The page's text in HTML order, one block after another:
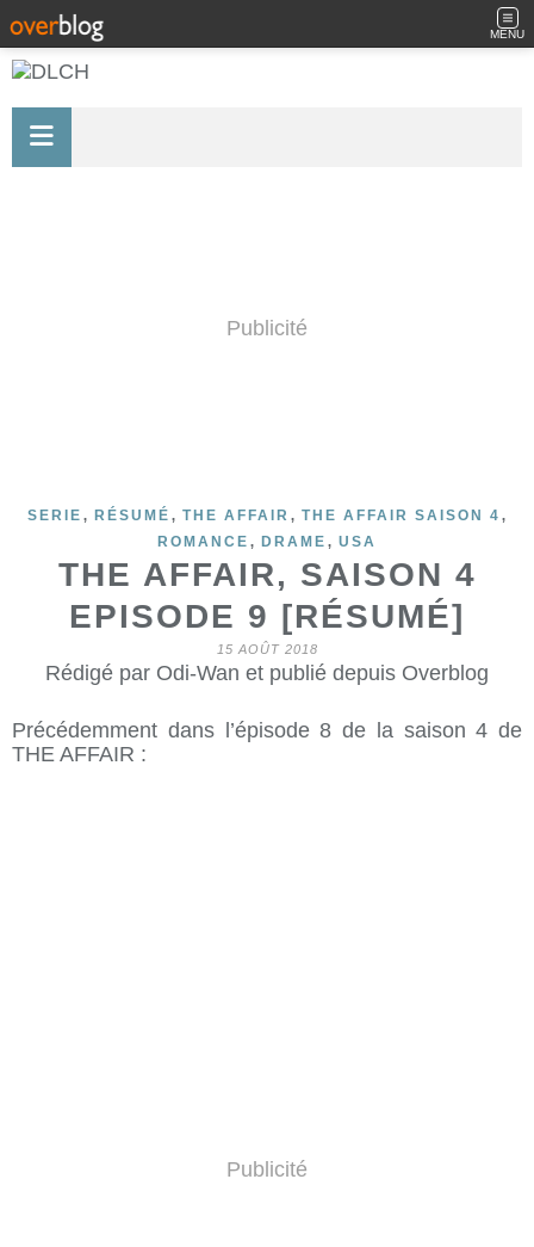
MENU
Publicité
SERIE , RÉSUMÉ , THE AFFAIR , THE AFFAIR SAISON 4 ,
ROMANCE , DRAME , USA
THE AFFAIR, SAISON 4
EPISODE 9 [RÉSUMÉ]
15 AOÛT 2018
Rédigé par Odi-Wan et publié depuis Overblog
Précédemment dans l’épisode 8 de la saison 4 de
THE AFFAIR :
Publicité